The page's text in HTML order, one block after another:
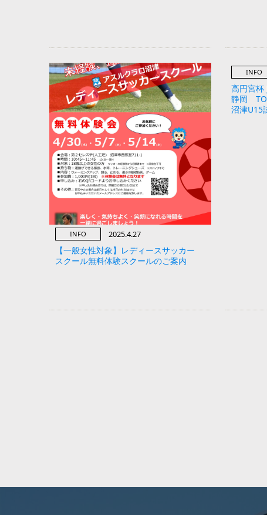
INFO 2025.4.27
【一般女性対象】レディースサッカー
スクール無料体験スクールのご案内
INFO
高円宮杯
静岡
沼津U15